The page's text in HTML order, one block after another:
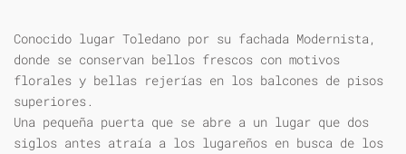
Conocido lugar Toledano por su fachada Modernista,
donde se conservan bellos frescos con motivos
florales y bellas rejerías en los balcones de pisos
superiores.
Una pequeña puerta que se abre a un lugar que dos
siglos antes atraía a los lugareños en busca de los